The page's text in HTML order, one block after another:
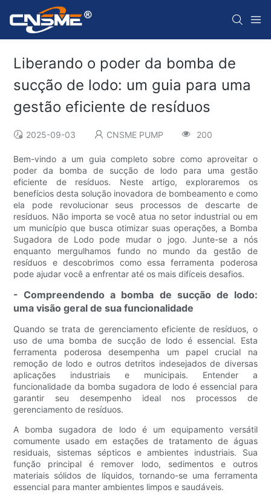
Liberando o poder da bomba de
sucção de lodo: um guia para uma
gestão eficiente de resíduos
2025-09-03 CNSME PUMP 200
Bem-vindo a um guia completo sobre como aproveitar o
poder da bomba de sucção de lodo para uma gestão
eficiente de resíduos. Neste artigo, exploraremos os
benefícios desta solução inovadora de bombeamento e como
ela pode revolucionar seus processos de descarte de
resíduos. Não importa se você atua no setor industrial ou em
um município que busca otimizar suas operações, a Bomba
Sugadora de Lodo pode mudar o jogo. Junte-se a nós
enquanto mergulhamos fundo no mundo da gestão de
resíduos e descobrimos como essa ferramenta poderosa
pode ajudar você a enfrentar até os mais difíceis desafios.
- Compreendendo a bomba de sucção de lodo:
uma visão geral de sua funcionalidade
Quando se trata de gerenciamento eficiente de resíduos, o
uso de uma bomba de sucção de lodo é essencial. Esta
ferramenta poderosa desempenha um papel crucial na
remoção de lodo e outros detritos indesejados de diversas
aplicações industriais e municipais. Entender a
funcionalidade da bomba sugadora de lodo é essencial para
garantir seu desempenho ideal nos processos de
gerenciamento de resíduos.
A bomba sugadora de lodo é um equipamento versátil
comumente usado em estações de tratamento de águas
residuais, sistemas sépticos e ambientes industriais. Sua
função principal é remover lodo, sedimentos e outros
materiais sólidos de líquidos, tornando-se uma ferramenta
essencial para manter ambientes limpos e saudáveis.